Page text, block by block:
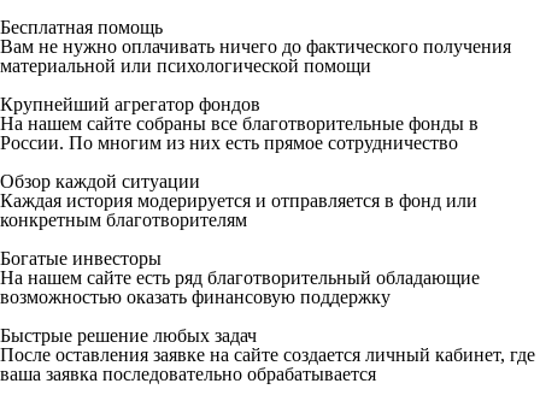
Бесплатная помощь
Вам не нужно оплачивать ничего до фактического получения
материальной или психологической помощи
Крупнейший агрегатор фондов
На нашем сайте собраны все благотворительные фонды в
России. По многим из них есть прямое сотрудничество
Обзор каждой ситуации
Каждая история модерируется и отправляется в фонд или
конкретным благотворителям
Богатые инвесторы
На нашем сайте есть ряд благотворительный обладающие
возможностью оказать финансовую поддержку
Быстрые решение любых задач
После оставления заявке на сайте создается личный кабинет, где
ваша заявка последовательно обрабатывается